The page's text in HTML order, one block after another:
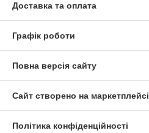
Доставка та оплата
Графік роботи
Повна версія сайту
Сайт створено на маркетплейсі
Політика конфіденційності